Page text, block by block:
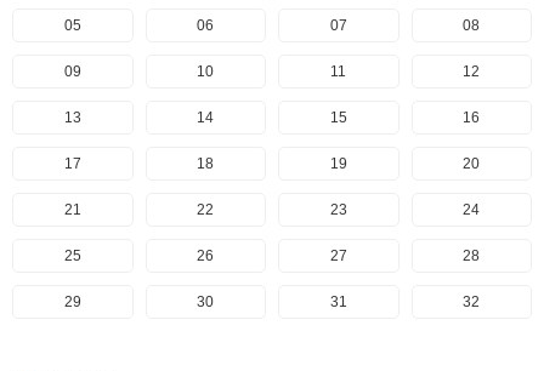
154 155 156 157
158 159 160 161
162 163 164 165
166 167 168 169
170 171 172 173
174 175 176 177
178 179 180 181
45 46 47 48
49 50 51 52
53 54 55 56
57 58 59 60
61 62 63 64
65 66 67 68
69 70 71 72
05 06 07 08
09 10 11 12
13 14 15 16
17 18 19 20
21 22 23 24
25 26 27 28
29 30 31 32